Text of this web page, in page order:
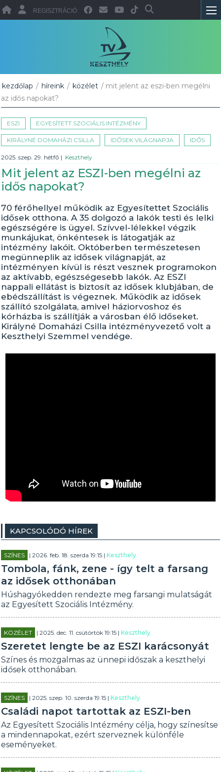
REGISZTRÁCIÓ
kezdőlap / híreink / közélet / mit jelent az eszi-ben megélni
az idős napokat?
ESZI EGYESÍTETT SZOCIÁLIS INTÉZMÉNY
KIRÁLYNÉ DOMAHÁZI CSILLA IDŐSEK VILÁGNAPJA IDŐS
2025. szep. 29. hétfő | Keszthely
Mit jelent az ESZI-ben megélni az
idős napokat?
70 férőhellyel működik az Egyesítettet Szociális
idősek otthona. A 35 dolgozó a lakók testi és lelki
egészségére is ügyel. Szívvel-lélekkel végzik
munkájukat, önkéntesek is látogatják az
intézmény lakóit. Októberben természetesen
megünneplik az idősek világnapját, az
intézményen kívül is részt vesznek programokon
az aktívabb, egészségesebb lakók. Az ESZI
nappali ellátást is biztosít az idősek klubjában, de
ebédszállítást is végeznek. Működik az idősek
szállító szolgálata, amivel háziorvoshoz és
kórházba is szállítják a városban élő időseket.
Királyné Domaházi Csilla intézményvezető volt a
Keszthelyi Szemmel vendége.
KAPCSOLÓDÓ HÍREK
SZÍNES | 2026. feb. 18. szerda 19:15 |Keszthely
Tombola, fánk, zene - így telt a farsang
az idősek otthonában
Húshagyókedden rendezte meg farsangi mulatságát
az Egyesített Szociális Intézmény.
KÖZÉLET | 2025. dec. 11. csütörtök 19:15 |Keszthely
Szeretet lengte be az ESZI karácsonyát
Színes és mozgalmas az ünnepi időszak a keszthelyi
idősek otthonában.
SZÍNES | 2025. szep. 10. szerda 19:15 |Keszthely
Családi napot tartottak az ESZI-ben
Az Egyesített Szociális Intézmény célja, hogy színesítse
a mindennapokat, ezért szerveznek különféle
eseményeket.